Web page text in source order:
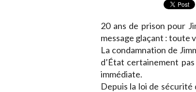
20 ans de prison pour
message glaçant : toute
La condamnation de
d’État certainement
immédiate.
Depuis la loi de